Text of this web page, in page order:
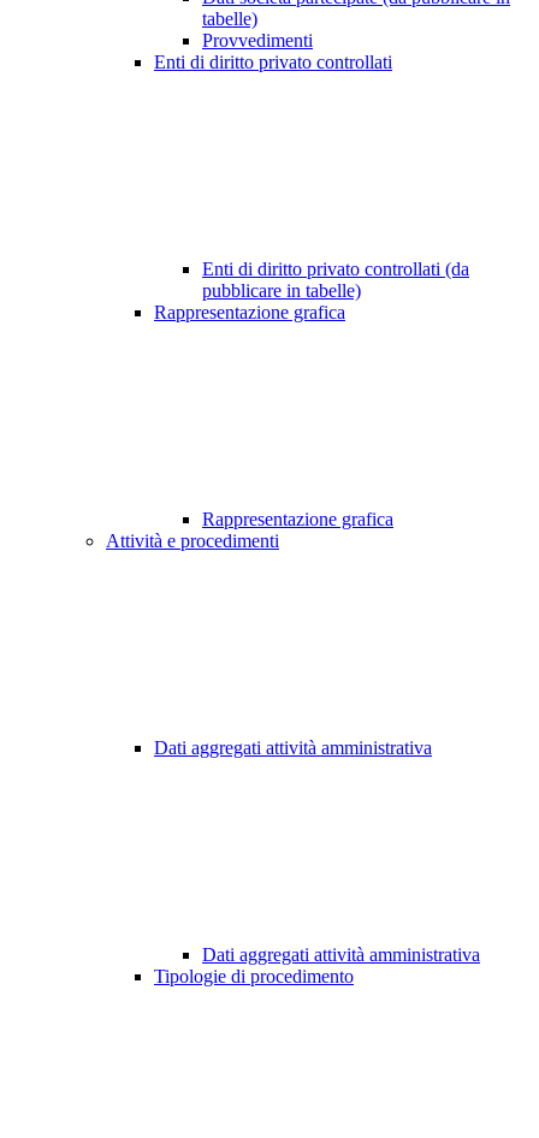
tabelle)
Provvedimenti
Enti di diritto privato controllati
Enti di diritto privato controllati (da
pubblicare in tabelle)
Rappresentazione grafica
Rappresentazione grafica
Attività e procedimenti
Dati aggregati attività amministrativa
Dati aggregati attività amministrativa
Tipologie di procedimento